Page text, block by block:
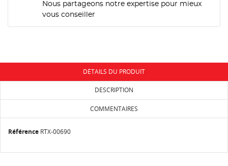
Nous partageons notre expertise pour mieux
vous conseiller
DÉTAILS DU PRODUIT
DESCRIPTION
COMMENTAIRES
Référence RTX-00690
Annuler